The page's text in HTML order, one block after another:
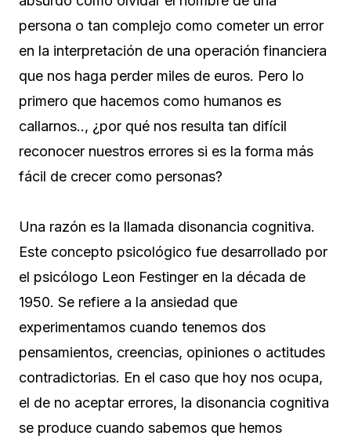
persona o tan complejo como cometer un error
en la interpretación de una operación financiera
que nos haga perder miles de euros. Pero lo
primero que hacemos como humanos es
callarnos.., ¿por qué nos resulta tan difícil
reconocer nuestros errores si es la forma más
fácil de crecer como personas?
Una razón es la llamada disonancia cognitiva.
Este concepto psicológico fue desarrollado por
el psicólogo Leon Festinger en la década de
1950. Se refiere a la ansiedad que
experimentamos cuando tenemos dos
pensamientos, creencias, opiniones o actitudes
contradictorias. En el caso que hoy nos ocupa,
el de no aceptar errores, la disonancia cognitiva
se produce cuando sabemos que hemos